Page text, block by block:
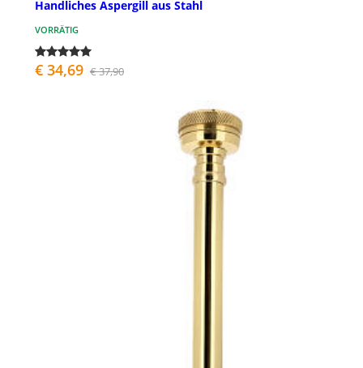
Handliches Aspergill aus Stahl
VORRÄTIG
€ 34,69 € 37,90